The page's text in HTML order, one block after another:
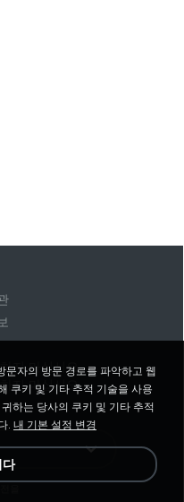
지 마십시오
지 마십시오
문자의 방문 경로를 파악하고 웹
쿠키 및 기타 추적 기술을 사용
하는 당사의 쿠키 및 기타 추적
. 내 기본 설정 변경
다